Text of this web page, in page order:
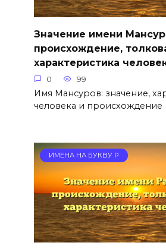
Значение имени
происхождение,
характеристика
0 99
Имя Мансуров: значение,
человека и происхождение
ИМЕНА НА БУКВУ Р